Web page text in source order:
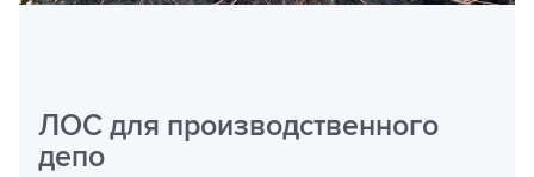
ЛОС для производственного
депо